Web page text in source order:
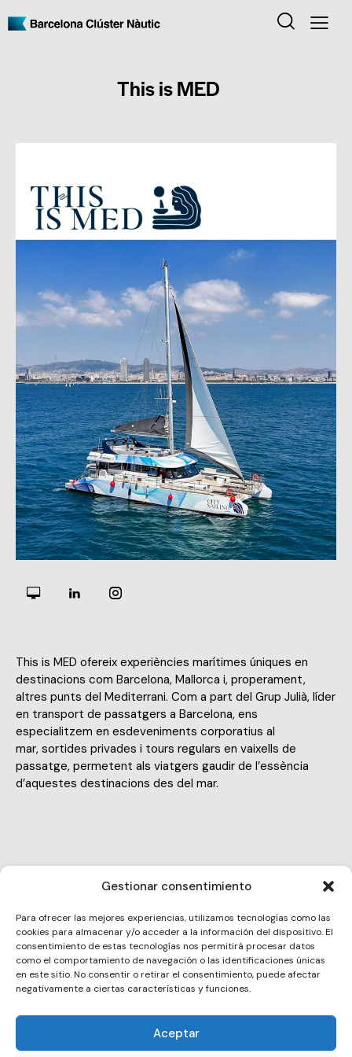
Gestionar consentimiento
Para ofrecer las mejores experiencias, utilizamos tecnologías como las
cookies para almacenar y/o acceder a la información del dispositivo. El
consentimiento de estas tecnologías nos permitirá procesar datos
como el comportamiento de navegación o las identificaciones únicas
en este sitio. No consentir o retirar el consentimiento, puede afectar
negativamente a ciertas características y funciones.
Aceptar
This is MED
This is MED ofereix experiències marítimes úniques en
destinacions com Barcelona, Mallorca i, properament,
altres punts del Mediterrani. Com a part del Grup Julià, líder
en transport de passatgers a Barcelona, ens
especialitzem en esdeveniments corporatius al
mar, sortides privades i tours regulars en vaixells de
passatge, permetent als viatgers gaudir de l’essència
d’aquestes destinacions des del mar.
E-
m
ail:
kiko@thisismed.com
Ph
on
e:
936815854
Ad
dr
Port Marina Vela Passeig de Sant Joan de Borbó, 103
Local 6 - 08039 Barcelona
Copyright © 2026. All rights reserved.